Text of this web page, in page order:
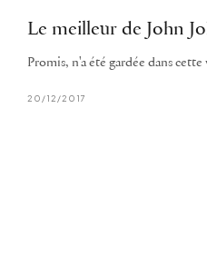
Le meilleur de John
Promis, n'a été gardée dans
20/12/2017